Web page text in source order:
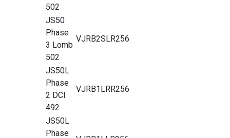
502
JS50
Phase
3 Lomb
502
VJRB2SLR256
JS50L
Phase
2 DCI
492
VJRB1LRR256
JS50L
Phase